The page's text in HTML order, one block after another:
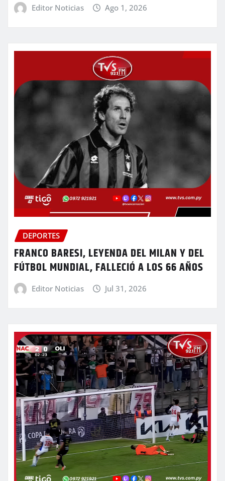
Editor Noticias Ago 1, 2026
DEPORTES
FRANCO BARESI, LEYENDA DEL MILAN Y DEL
FÚTBOL MUNDIAL, FALLECIÓ A LOS 66 AÑOS
Editor Noticias Jul 31, 2026